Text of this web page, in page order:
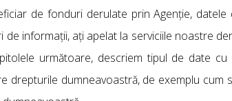
de fonduri derulate prin Agenție, datele
informații, ați apelat la serviciile noastre
următoare, descriem tipul de date
drepturile dumneavoastră, de exemplu cum